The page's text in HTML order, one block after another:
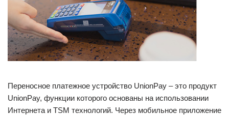
Переносное платежное устройство UnionPay – это продукт
UnionPay, функции которого основаны на использовании
Интернета и TSM технологий. Через мобильное приложение